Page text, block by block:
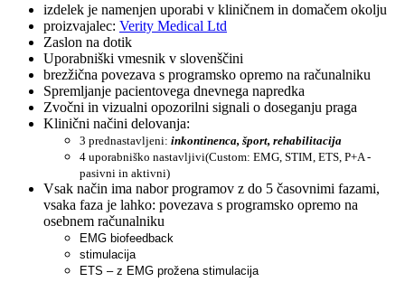
izdelek je namenjen uporabi v kliničnem in domačem okolju
proizvajalec: Verity Medical Ltd
Zaslon na dotik
Uporabniški vmesnik v slovenščini
brezžična povezava s programsko opremo na računalniku
Spremljanje pacientovega dnevnega napredka
Zvočni in vizualni opozorilni signali o doseganju praga
Klinični načini delovanja:
3 prednastavljeni: inkontinenca, šport, rehabilitacija
4 uporabniško nastavljivi(Custom: EMG, STIM, ETS, P+A -
pasivni in aktivni)
Vsak način ima nabor programov z do 5 časovnimi fazami,
vsaka faza je lahko: povezava s programsko opremo na
osebnem računalniku
EMG biofeedback
stimulacija
ETS – z EMG prožena stimulacija